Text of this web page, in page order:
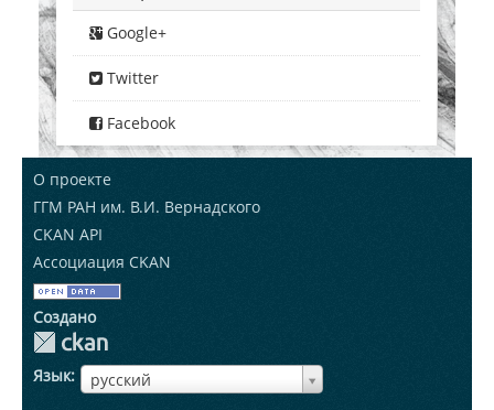
Google+
Twitter
Facebook
О проекте
ГГМ РАН им. В.И. Вернадского
CKAN API
Ассоциация CKAN
Создано
Язык русский
ЯзыкЯзык